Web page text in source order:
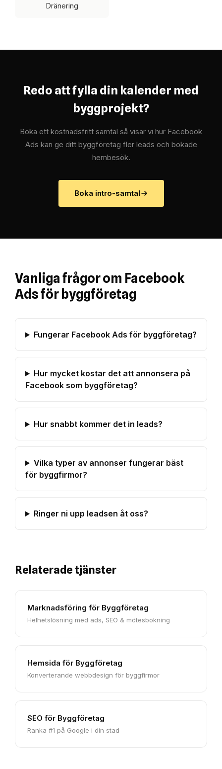
Dränering
Redo att fylla din kalender med
byggprojekt?
Boka ett kostnadsfritt samtal så visar vi hur Facebook
Ads kan ge ditt byggföretag fler leads och bokade
hembesök.
Boka intro-samtal
Vanliga frågor om Facebook
Ads för byggföretag
Fungerar Facebook Ads för byggföretag?
Hur mycket kostar det att annonsera på
Facebook som byggföretag?
Hur snabbt kommer det in leads?
Vilka typer av annonser fungerar bäst
för byggfirmor?
Ringer ni upp leadsen åt oss?
Relaterade tjänster
Marknadsföring för Byggföretag
Helhetslösning med ads, SEO & mötesbokning
Hemsida för Byggföretag
Konverterande webbdesign för byggfirmor
SEO för Byggföretag
Ranka #1 på Google i din stad